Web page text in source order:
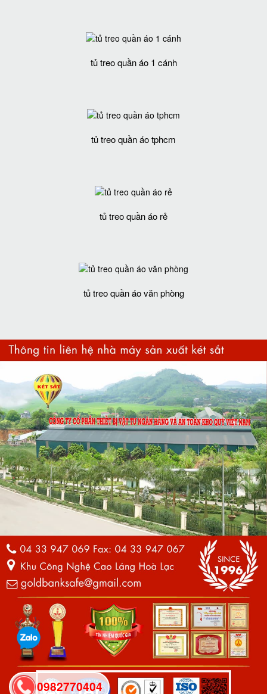
tủ treo quần áo 1 cánh
tủ treo quần áo tphcm
tủ treo quần áo rẻ
tủ treo quần áo văn phòng
0982770404